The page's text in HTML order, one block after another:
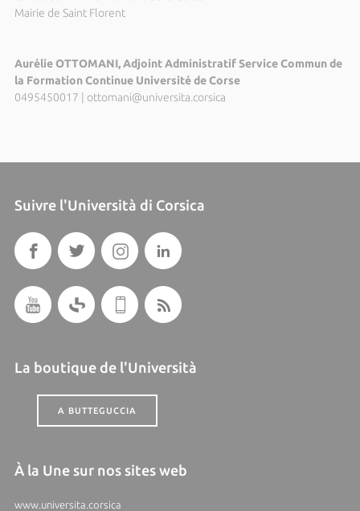
Mairie de Saint Florent
Aurélie OTTOMANI, Adjoint Administratif Service Commun de
la Formation Continue Université de Corse
0495450017 | ottomani@universita.corsica
Suivre l'Università di Corsica
La boutique de l'Università
A BUTTEGUCCIA
À la Une sur nos sites web
www.universita.corsica